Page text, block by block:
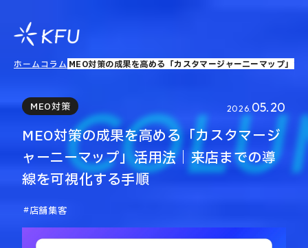
ホームコラム MEO対策の成果を高める「カスタマージャーニーマップ」
2026. 05.20
MEO対策
MEO対策の成果を高める「カスタマージ
ャーニーマップ」活用法｜来店までの導
線を可視化する手順
店舗集客